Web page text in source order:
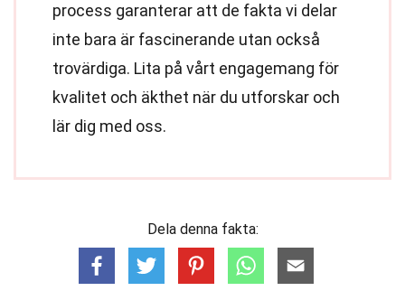
process garanterar att de fakta vi delar
inte bara är fascinerande utan också
trovärdiga. Lita på vårt engagemang för
kvalitet och äkthet när du utforskar och
lär dig med oss.
Dela denna fakta: